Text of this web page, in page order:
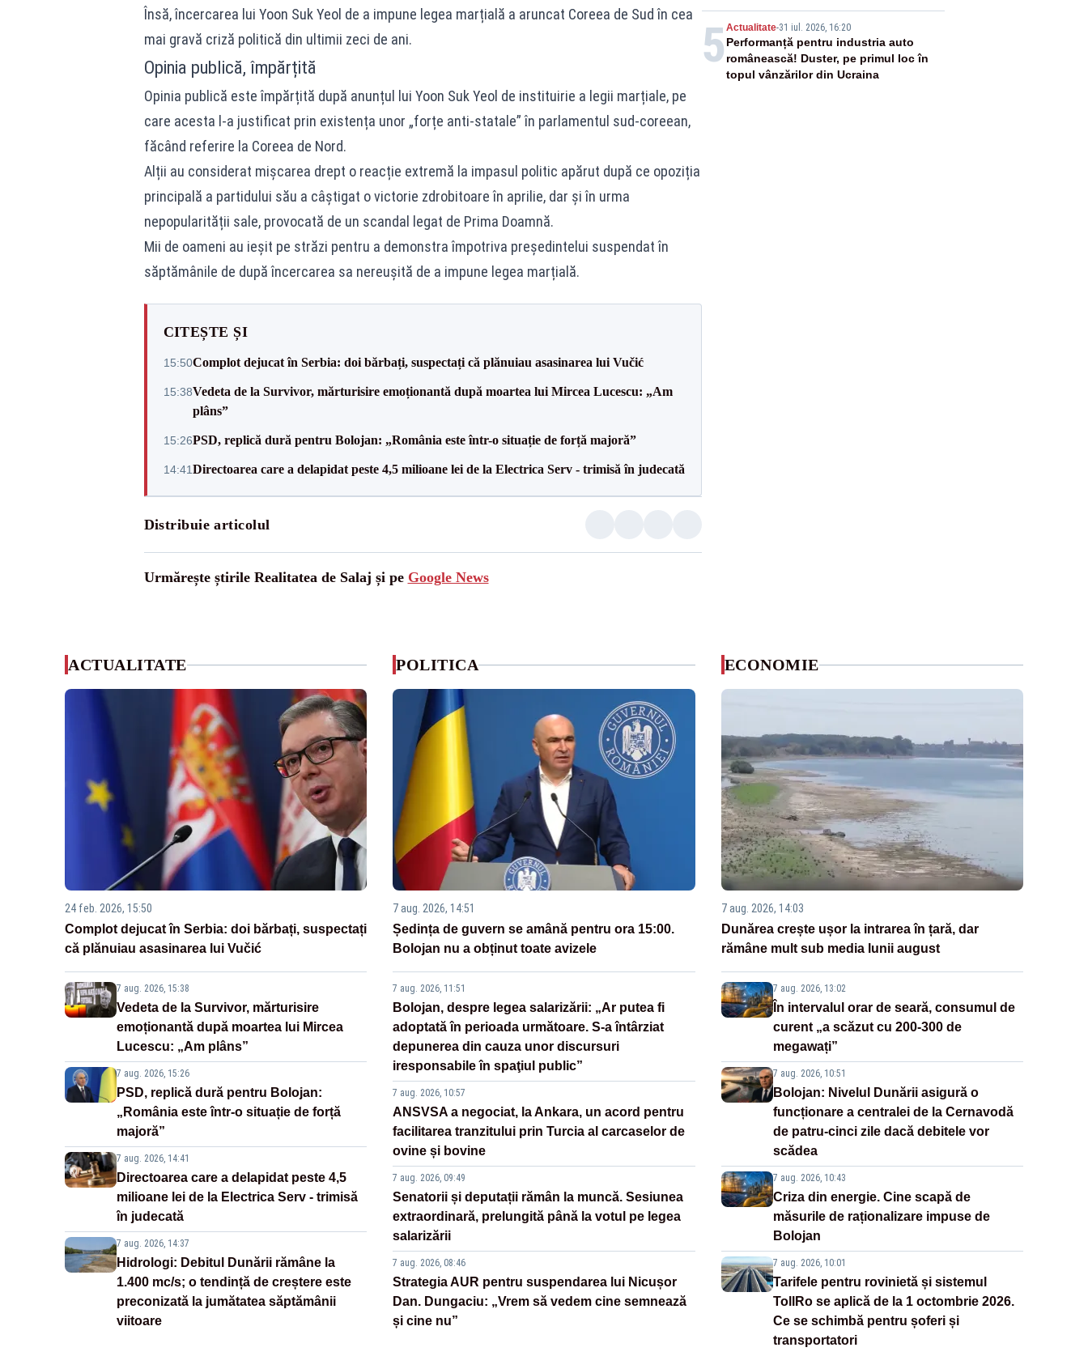
Însă, încercarea lui Yoon Suk Yeol de a impune legea marțială a aruncat Coreea de Sud în cea
mai gravă criză politică din ultimii zeci de ani.
Opinia publică, împărțită
Opinia publică este împărțită după anunțul lui Yoon Suk Yeol de instituirie a legii marțiale, pe
care acesta l-a justificat prin existența unor „forțe anti-statale” în parlamentul sud-coreean,
făcând referire la Coreea de Nord.
Alții au considerat mișcarea drept o reacție extremă la impasul politic apărut după ce opoziția
principală a partidului său a câștigat o victorie zdrobitoare în aprilie, dar și în urma
nepopularității sale, provocată de un scandal legat de Prima Doamnă.
Mii de oameni au ieșit pe străzi pentru a demonstra împotriva președintelui suspendat în
săptămânile de după încercarea sa nereușită de a impune legea marțială.
CITEȘTE ȘI
15:50Complot dejucat în Serbia: doi bărbați, suspectați că plănuiau asasinarea lui Vučić
15:38Vedeta de la Survivor, mărturisire emoționantă după moartea lui Mircea Lucescu: „Am
plâns”
15:26PSD, replică dură pentru Bolojan: „România este într-o situație de forță majoră”
14:41Directoarea care a delapidat peste 4,5 milioane lei de la Electrica Serv - trimisă în judecată
Distribuie articolul
Urmărește știrile Realitatea de Salaj și pe Google News
5 Actualitate-31 iul. 2026, 16:20
Performanță pentru industria auto
românească! Duster, pe primul loc în
topul vânzărilor din Ucraina
ACTUALITATE
24 feb. 2026, 15:50
Complot dejucat în Serbia: doi bărbați, suspectați
că plănuiau asasinarea lui Vučić
7 aug. 2026, 15:38
Vedeta de la Survivor, mărturisire
emoționantă după moartea lui Mircea
Lucescu: „Am plâns”
7 aug. 2026, 15:26
PSD, replică dură pentru Bolojan:
„România este într-o situație de forță
majoră”
7 aug. 2026, 14:41
Directoarea care a delapidat peste 4,5
milioane lei de la Electrica Serv - trimisă
în judecată
7 aug. 2026, 14:37
Hidrologi: Debitul Dunării rămâne la
1.400 mc/s; o tendință de creștere este
preconizată la jumătatea săptămânii
viitoare
POLITICA
7 aug. 2026, 14:51
Ședința de guvern se amână pentru ora 15:00.
Bolojan nu a obținut toate avizele
7 aug. 2026, 11:51
Bolojan, despre legea salarizării: „Ar putea fi
adoptată în perioada următoare. S-a întârziat
depunerea din cauza unor discursuri
iresponsabile în spaţiul public”
7 aug. 2026, 10:57
ANSVSA a negociat, la Ankara, un acord pentru
facilitarea tranzitului prin Turcia al carcaselor de
ovine și bovine
7 aug. 2026, 09:49
Senatorii și deputații rămân la muncă. Sesiunea
extraordinară, prelungită până la votul pe legea
salarizării
7 aug. 2026, 08:46
Strategia AUR pentru suspendarea lui Nicușor
Dan. Dungaciu: „Vrem să vedem cine semnează
și cine nu”
ECONOMIE
7 aug. 2026, 14:03
Dunărea crește ușor la intrarea în țară, dar
rămâne mult sub media lunii august
7 aug. 2026, 13:02
În intervalul orar de seară, consumul de
curent „a scăzut cu 200-300 de
megawați”
7 aug. 2026, 10:51
Bolojan: Nivelul Dunării asigură o
funcționare a centralei de la Cernavodă
de patru-cinci zile dacă debitele vor
scădea
7 aug. 2026, 10:43
Criza din energie. Cine scapă de
măsurile de raționalizare impuse de
Bolojan
7 aug. 2026, 10:01
Tarifele pentru rovinietă și sistemul
TollRo se aplică de la 1 octombrie 2026.
Ce se schimbă pentru șoferi și
transportatori